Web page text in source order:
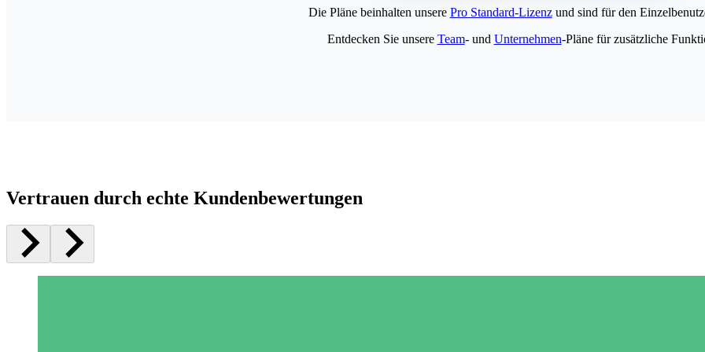
Die Pläne beinhalten unsere Pro Standard-Lizenzund sind für den
Entdecken Sie unsere Team- und Unternehmen-Pläne für zusätzliche
Vertrauen durch echte Kundenbewertungen